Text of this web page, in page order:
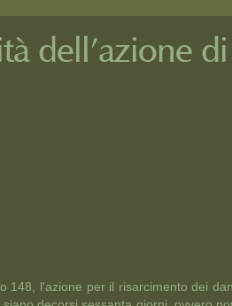
dell'azione di
148, l'azione per il risarcimento dei